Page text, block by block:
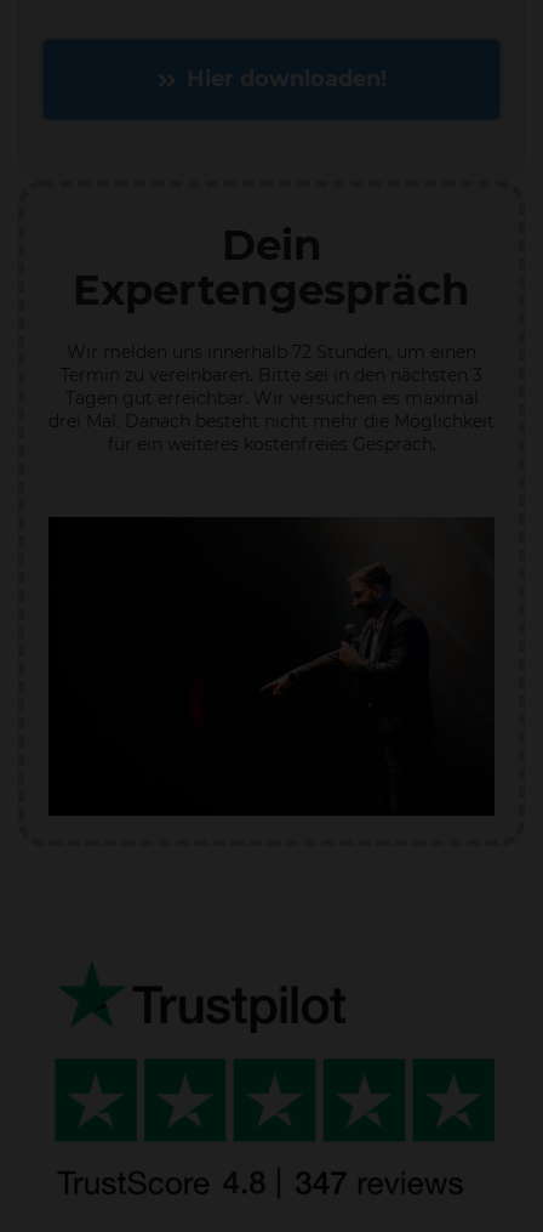
Hier downloaden!
Dein
Expertengespräch
Wir melden uns innerhalb 72 Stunden, um einen
Termin zu vereinbaren. Bitte sei in den nächsten 3
Tagen gut erreichbar. Wir versuchen es maximal
drei Mal. Danach besteht nicht mehr die Möglichkeit
für ein weiteres kostenfreies Gespräch.